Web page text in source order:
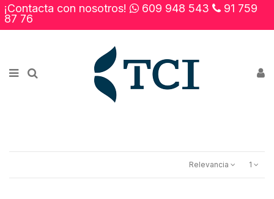
¡Contacta con nosotros! 609 948 543
91 759
87 76
Relevancia 1
×
Rebajas